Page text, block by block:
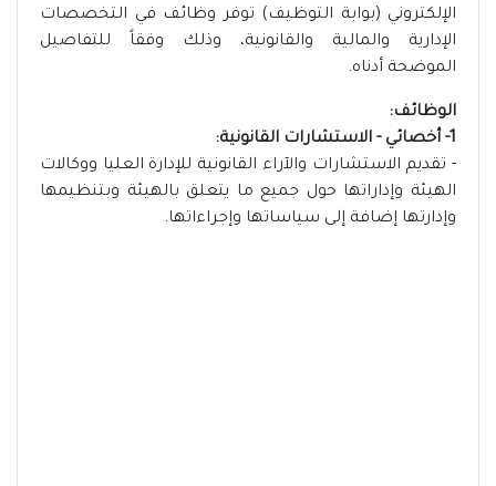
الإلكتروني (بوابة التوظيف) توفر وظائف في التخصصات
الإدارية والمالية والقانونية، وذلك وفقاً للتفاصيل
الموضحة أدناه.
الوظائف:
1- أخصائي - الاستشارات القانونية:
- تقديم الاستشارات والآراء القانونية للإدارة العليا ووكالات
الهيئة وإداراتها حول جميع ما يتعلق بالهيئة وبتنظيمها
وإدارتها إضافة إلى سياساتها وإجراءاتها.